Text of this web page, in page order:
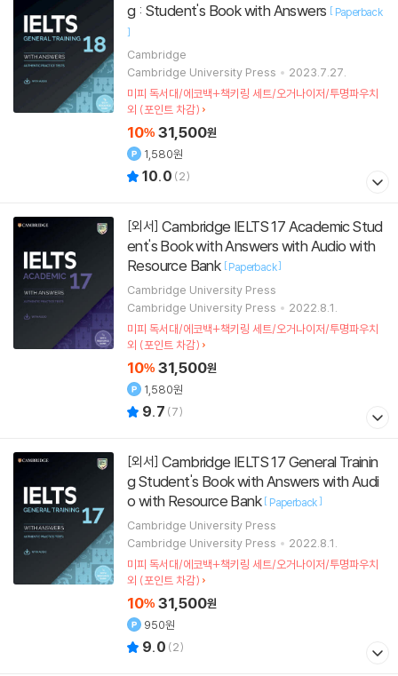
g : Student's Book with Answers [ Paperback
]
Cambridge
Cambridge University Press
2023.7.27.
미피 독서대/에코백+책키링 세트/오거나이저/투명파우치
외 (포인트 차감)
10% 31,500원
1,580원
10.0 (2)
[외서]
ent's Book with Answers with Audio with
Resource Bank [Paperback]
Cambridge University Press
Cambridge University Press
2022.8.1.
미피 독서대/에코백+책키링 세트/오거나이저/투명파우치
외 (포인트 차감)
10% 31,500원
1,580원
9.7 (7)
[외서]
g Student's Book with Answers with Audi
o with Resource Bank [ Paperback]
Cambridge University Press
Cambridge University Press
2022.8.1.
미피 독서대/에코백+책키링 세트/오거나이저/투명파우치
외 (포인트 차감)
10% 31,500원
950원
9.0 (2)